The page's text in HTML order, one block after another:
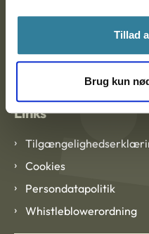
Tillad
Brug kun
Om Ankestyrelsen
Links
Cookies
Persondatapolitik
Whistleblowerordning